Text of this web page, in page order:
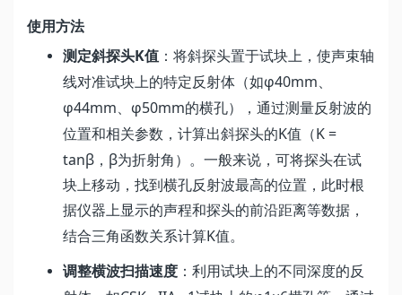
使用方法
测定斜探头K值 ：将斜探头置于试块上，使声束轴
线对准试块上的特定反射体（如φ40mm
φ44mm φ50mm的横孔），通过测量反射波的
位置和相关参数，计算出斜探头的K值（K =
tanβ ， β为折射角）。一般来说，可将探头在试
块上移动，找到横孔反射波最高的位置，此时根
据仪器上显示的声程和探头的前沿距离等数据，
结合三角函数关系计算K值。
调整横波扫描速度 ：利用试块上的不同深度的反